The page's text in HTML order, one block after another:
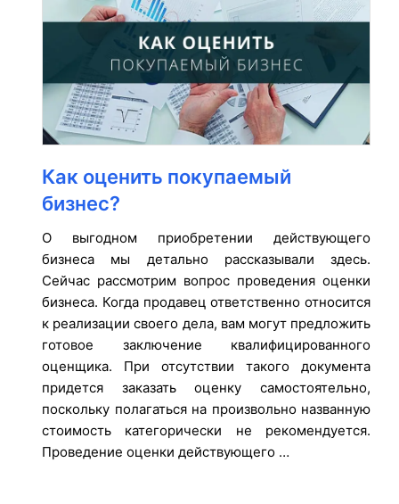
Как оценить покупаемый
бизнес?
О выгодном приобретении действующего
бизнеса мы детально рассказывали здесь.
Сейчас рассмотрим вопрос проведения оценки
бизнеса. Когда продавец ответственно относится
к реализации своего дела, вам могут предложить
готовое заключение квалифицированного
оценщика. При отсутствии такого документа
придется заказать оценку самостоятельно,
поскольку полагаться на произвольно названную
стоимость категорически не рекомендуется.
Проведение оценки действующего …